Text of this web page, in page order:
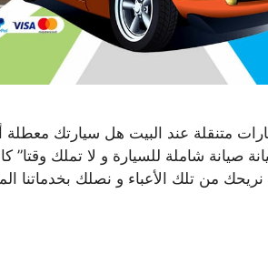
متنقلة عند البيت هل سيارتك معطلة
شاملة للسيارة و لا تملك وقتا”
من تلك الأعباء و نصلك بخدماتنا